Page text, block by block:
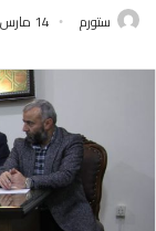
ستورم 14 مارس، 2021